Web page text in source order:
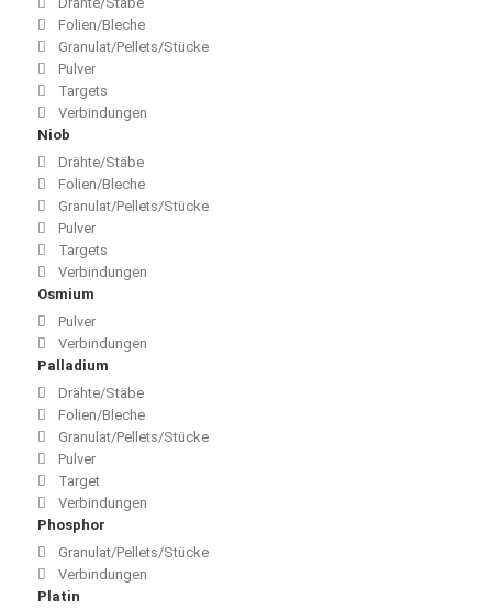
Folien/Bleche
Granulat/Pellets/Stücke
Pulver
Targets
Verbindungen
Niob
Drähte/Stäbe
Folien/Bleche
Granulat/Pellets/Stücke
Pulver
Targets
Verbindungen
Osmium
Pulver
Verbindungen
Palladium
Drähte/Stäbe
Folien/Bleche
Granulat/Pellets/Stücke
Pulver
Target
Verbindungen
Phosphor
Granulat/Pellets/Stücke
Verbindungen
Platin